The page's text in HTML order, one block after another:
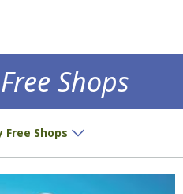
Shops
Free Shops